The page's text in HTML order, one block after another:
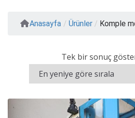
Anasayfa / Ürünler / Komple
Tek bir sonuç